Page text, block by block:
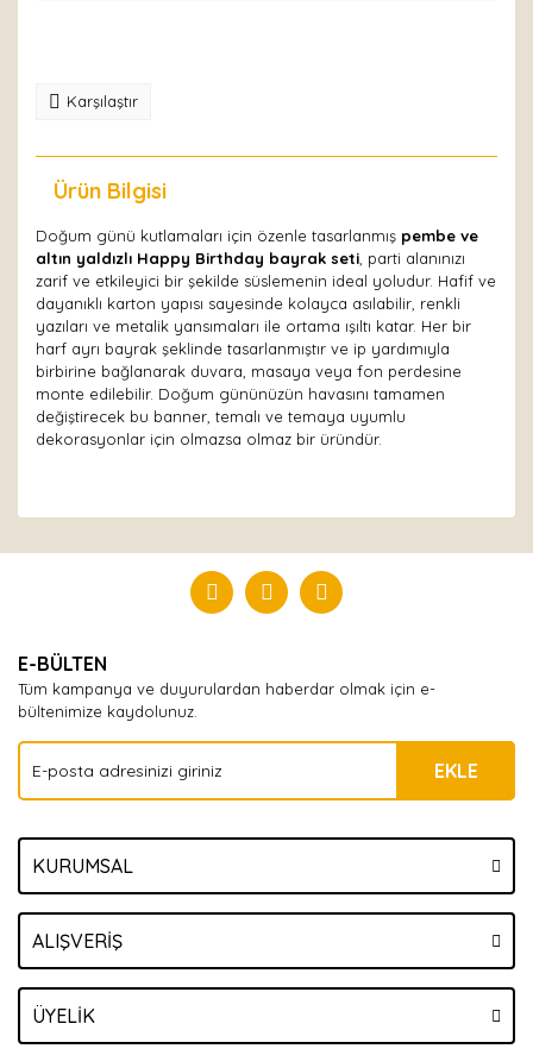
Karşılaştır
Ürün Bilgisi
Doğum günü kutlamaları için özenle tasarlanmış pembe ve
altın yaldızlı Happy Birthday bayrak seti , parti alanınızı
zarif ve etkileyici bir şekilde süslemenin ideal yoludur. Hafif ve
dayanıklı karton yapısı sayesinde kolayca asılabilir, renkli
yazıları ve metalik yansımaları ile ortama ışıltı katar. Her bir
harf ayrı bayrak şeklinde tasarlanmıştır ve ip yardımıyla
birbirine bağlanarak duvara, masaya veya fon perdesine
monte edilebilir. Doğum gününüzün havasını tamamen
değiştirecek bu banner, temalı ve temaya uyumlu
dekorasyonlar için olmazsa olmaz bir üründür.
Yorum Yaz
E-BÜLTEN
Tüm kampanya ve duyurulardan haberdar olmak için e-
bültenimize kaydolunuz.
EKLE
KURUMSAL
ALIŞVERİŞ
ÜYELİK